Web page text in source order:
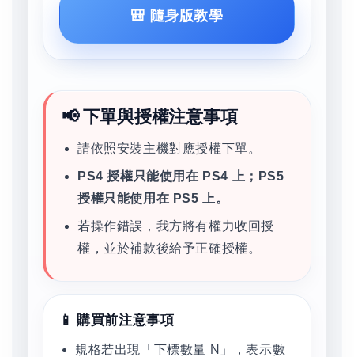
🎒 隨身版教學
📢 下單與授權注意事項
請依照安裝主機對應授權下單。
PS4 授權只能使用在 PS4 上；PS5
授權只能使用在 PS5 上。
若操作錯誤，我方將有權力收回授
權，並於補款後給予正確授權。
📱 購買前注意事項
規格若出現「下標數量 N」，表示數